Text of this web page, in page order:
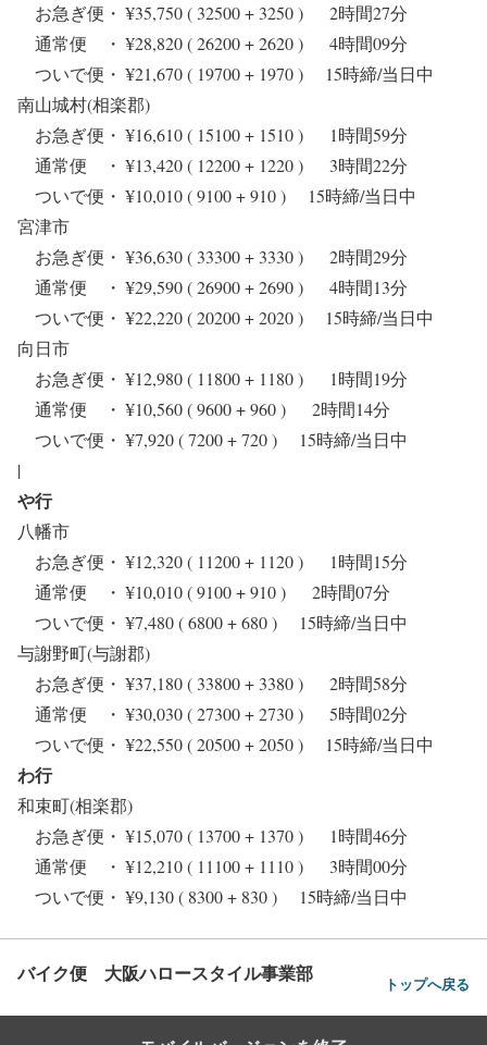
お急ぎ便・ ¥35,750 ( 32500 + 3250 ) 2時間27分
通常便 ・ ¥28,820 ( 26200 + 2620 ) 4時間09分
ついで便・ ¥21,670 ( 19700 + 1970 ) 15時締/当日中
南山城村(相楽郡)
お急ぎ便・ ¥16,610 ( 15100 + 1510 ) 1時間59分
通常便 ・ ¥13,420 ( 12200 + 1220 ) 3時間22分
ついで便・ ¥10,010 ( 9100 + 910 ) 15時締/当日中
宮津市
お急ぎ便・ ¥36,630 ( 33300 + 3330 ) 2時間29分
通常便 ・ ¥29,590 ( 26900 + 2690 ) 4時間13分
ついで便・ ¥22,220 ( 20200 + 2020 ) 15時締/当日中
向日市
お急ぎ便・ ¥12,980 ( 11800 + 1180 ) 1時間19分
通常便 ・ ¥10,560 ( 9600 + 960 ) 2時間14分
ついで便・ ¥7,920 ( 7200 + 720 ) 15時締/当日中
|
や行
八幡市
お急ぎ便・ ¥12,320 ( 11200 + 1120 ) 1時間15分
通常便 ・ ¥10,010 ( 9100 + 910 ) 2時間07分
ついで便・ ¥7,480 ( 6800 + 680 ) 15時締/当日中
与謝野町(与謝郡)
お急ぎ便・ ¥37,180 ( 33800 + 3380 ) 2時間58分
通常便 ・ ¥30,030 ( 27300 + 2730 ) 5時間02分
ついで便・ ¥22,550 ( 20500 + 2050 ) 15時締/当日中
わ行
和束町(相楽郡)
お急ぎ便・ ¥15,070 ( 13700 + 1370 ) 1時間46分
通常便 ・ ¥12,210 ( 11100 + 1110 ) 3時間00分
ついで便・ ¥9,130 ( 8300 + 830 ) 15時締/当日中
バイク便 大阪ハロースタイル事業部 トップへ戻る